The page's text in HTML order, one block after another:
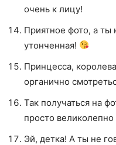
очень к лицу!
Приятное фото, а ты
утонченная!
Принцесса,
органично
Так получаться на
просто великолепно
Эй, детка! А ты не